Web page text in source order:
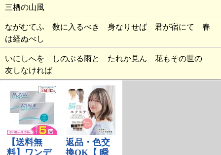
三栖の山風
ながむてふ 数に入るべき 身なりせば 君が宿にて 春
は経ぬべし
いにしへを しのぶる雨と たれか見ん 花もその世の
友しなければ